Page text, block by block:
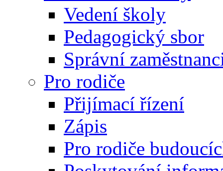
Vedení školy
Pedagogický sbor
Správní
Pro rodiče
Přijímací řízení
Zápis
Pro rodiče